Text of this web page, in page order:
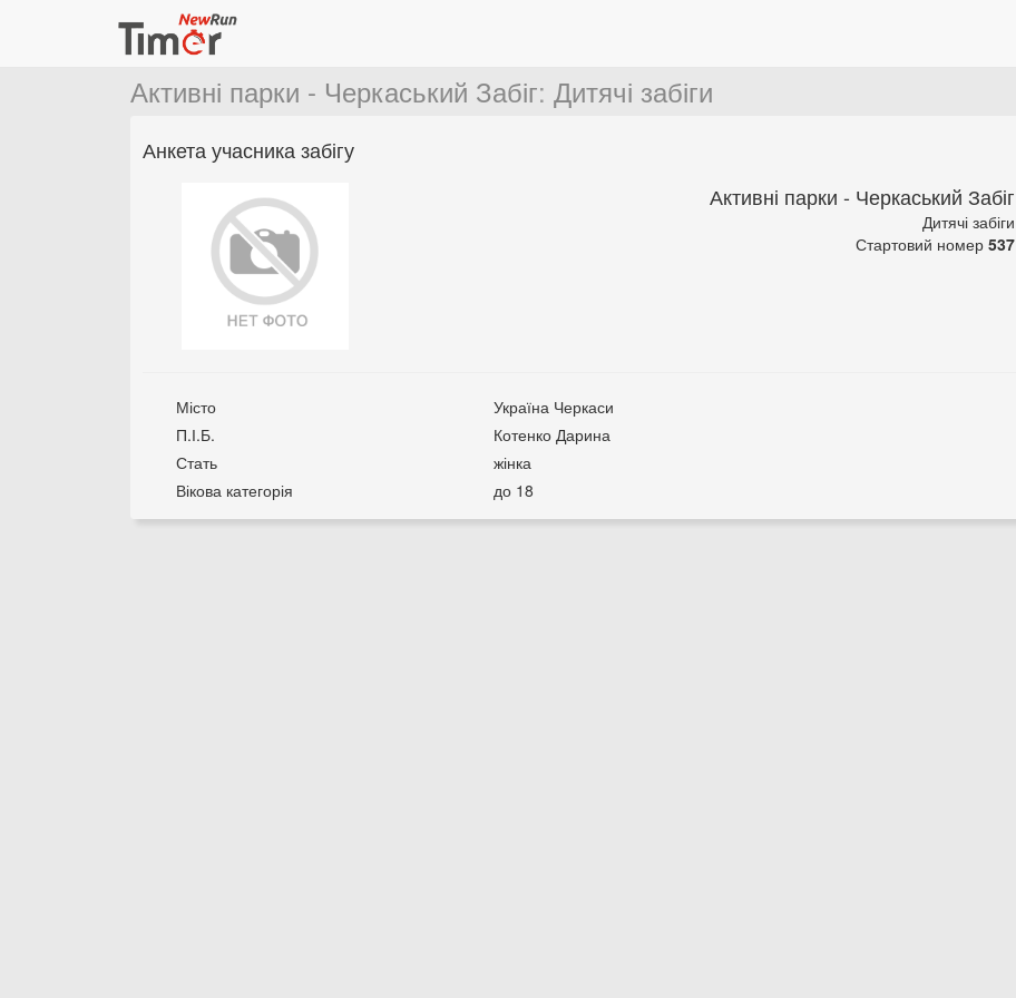
Активні парки - Черкаський Забіг: Дитячі забіги
Анкета учасника забігу
Активні парки - Черкаський Забіг
Дитячі забіги
Стартовий номер 537
Місто
Україна Черкаси
П.І.Б.
Котенко Дарина
Стать
жінка
Вікова категорія
до 18